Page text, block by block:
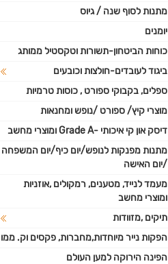
מתנות לסוף שנה / גיוס
יומנים
כוחות הביטחון-תשורות וטקסטיל ממותג
ביגוד לעובדים-חולצות וכובעים
ספלים, בקבוקי ספורט , כוסות טרמיות
מוצרי קיץ/ ספורט /נופש ומחנאות
דיסק און קי איכותי -Grade A ומוצרי מחשב
מתנות מפנקות לנופש/יום כיף/יום המשפחה
/יום האישה
מעמד לנייד, מטענים, רמקולים ,אוזניות
ומוצרי מחשב
תיקים ,מזוודות
הפקות נייר מיוחדות,מחברות, פקסים וק. ממו
הפינה הירוקה למען העולם